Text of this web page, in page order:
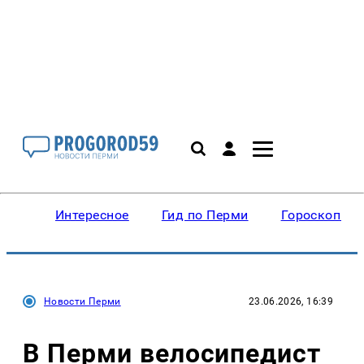
Интересное Гид по Перми Гороскопы
Новости Перми 23.06.2026, 16:39
В Перми велосипедист